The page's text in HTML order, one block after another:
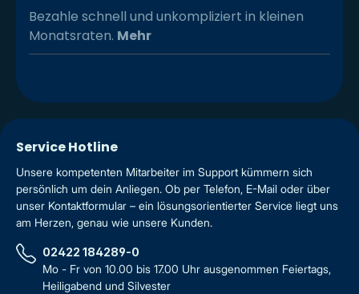
Bezahle schnell und unkompliziert in kleinen
Monatsraten. Mehr
Service Hotline
Unsere kompetenten Mitarbeiter im Support kümmern sich
persönlich um dein Anliegen. Ob per Telefon, E-Mail oder über
unser Kontaktformular – ein lösungsorientierter Service liegt uns
am Herzen, genau wie unsere Kunden.
02422 184289-0
Mo - Fr von 10.00 bis 17.00 Uhr ausgenommen Feiertags,
Heiligabend und Silvester